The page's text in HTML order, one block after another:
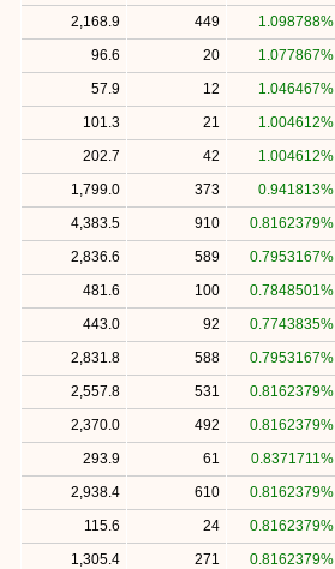
1.098788%
449
2,168.9
1.077867%
20
96.6
1.046467%
12
57.9
1.004612%
21
101.3
1.004612%
42
202.7
0.941813%
373
1,799.0
0.8162379%
910
4,383.5
0.7953167%
589
2,836.6
0.7848501%
100
481.6
0.7743835%
92
443.0
0.7953167%
588
2,831.8
0.8162379%
531
2,557.8
0.8162379%
492
2,370.0
0.8371711%
61
293.9
0.8162379%
610
2,938.4
0.8162379%
24
115.6
0.8162379%
271
1,305.4